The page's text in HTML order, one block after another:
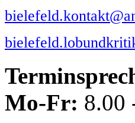
Mo-Fr: 8.00